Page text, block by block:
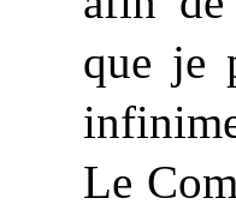
que je
Le